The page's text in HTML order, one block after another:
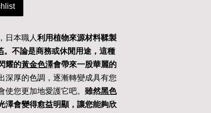
日本職人 利用植物來源材料鞣製
。不論是商務或休閒用途，這種
耀的黃金色澤會帶來一股華麗的
深厚的色調，逐漸轉變成具有您
您更加地愛護它吧。 雖然黑色
澤會變得愈益明顯，讓您能夠欣